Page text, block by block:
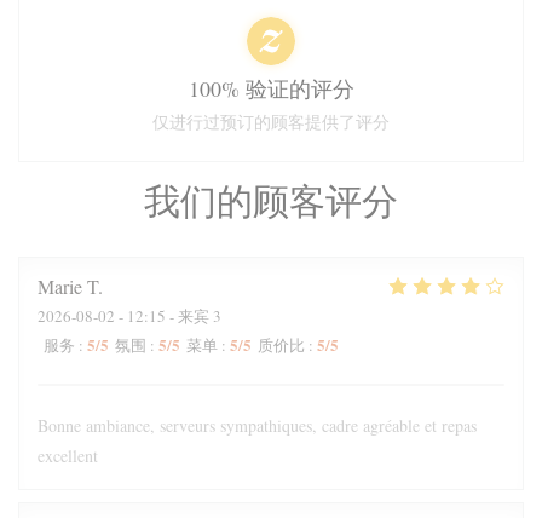
我们的顾客评分
MarieT
2026-08-02 - 12:15 - 来宾 3
服务 : 5/5 氛围 : 5/5 菜单 : 5/5 质价比 : 5/5
Bonne ambiance, serveurs sympathiques, cadre agréable et repas
excellent
100% 验证的评分
仅进行过预订的顾客提供了评分